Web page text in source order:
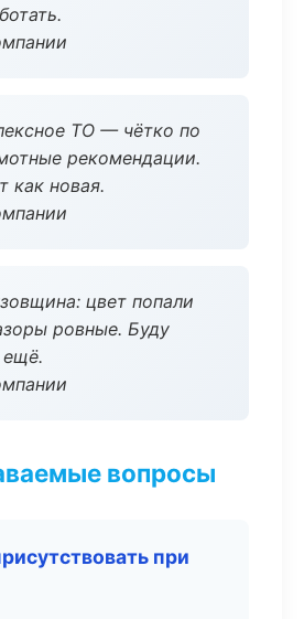
ТО — чётко по
рекомендации.
как новая.
цвет попали
ровные. Буду
ещё.
вопросы
при